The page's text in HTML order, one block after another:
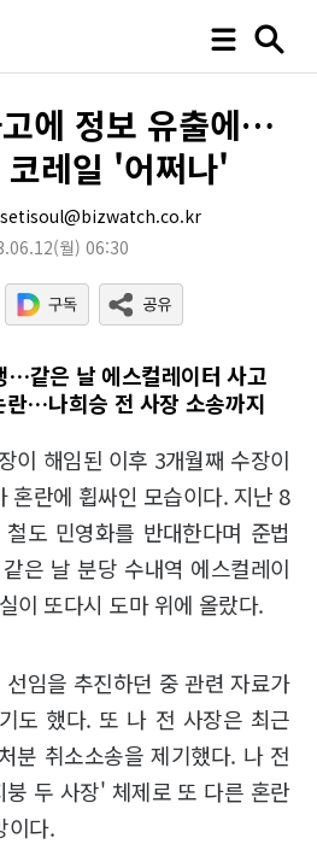
에 정보 유출에…
코레일 '어쩌나'
setisoul@bizwatch.co.kr
(월) 06:30
…같은 날 에스컬레이터 사고
란…나희승 전 사장 소송까지
이 해임된 이후 3개월째 수장이
혼란에 휩싸인 모습이다. 지난 8
도 민영화를 반대한다며 준법
은 날 분당 수내역 에스컬레이
이 또다시 도마 위에 올랐다.
임을 추진하던 중 관련 자료가
도 했다. 또 나 전 사장은 최근
분 취소소송을 제기했다. 나 전
두 사장' 체제로 또 다른 혼란
이다.